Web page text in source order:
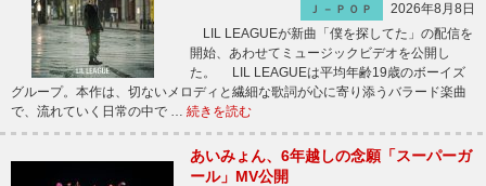
Ｊ－ＰＯＰ
2026年8月8日
LIL LEAGUEが新曲「僕を探してた」の配信を
開始、あわせてミュージックビデオを公開し
た。 LIL LEAGUEは平均年齢19歳のボーイズ
グループ。本作は、切ないメロディと繊細な歌詞が心に寄り添うバラード楽曲
で、流れていく日常の中で … 続きを読む
あいみょん、6年越しの念願「スーパーガ
ール」MV公開